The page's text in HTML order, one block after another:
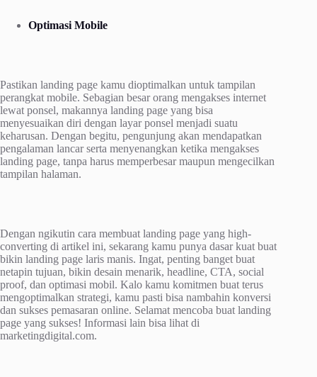
Optimasi Mobile
Pastikan landing page kamu dioptimalkan untuk tampilan
perangkat mobile. Sebagian besar orang mengakses internet
lewat ponsel, makannya landing page yang bisa
menyesuaikan diri dengan layar ponsel menjadi suatu
keharusan. Dengan begitu, pengunjung akan mendapatkan
pengalaman lancar serta menyenangkan ketika mengakses
landing page, tanpa harus memperbesar maupun mengecilkan
tampilan halaman.
Dengan ngikutin cara membuat landing page yang high-
converting di artikel ini, sekarang kamu punya dasar kuat buat
bikin landing page laris manis. Ingat, penting banget buat
netapin tujuan, bikin desain menarik, headline, CTA, social
proof, dan optimasi mobil. Kalo kamu komitmen buat terus
mengoptimalkan strategi, kamu pasti bisa nambahin konversi
dan sukses pemasaran online. Selamat mencoba buat landing
page yang sukses! Informasi lain bisa lihat di
marketingdigital.com.